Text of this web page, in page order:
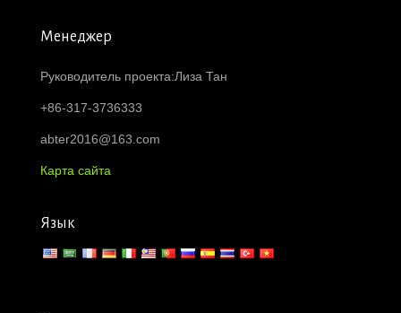
Менеджер
Руководитель проекта:Лиза Тан
+86-317-3736333
abter2016@163.com
Карта сайта
Язык